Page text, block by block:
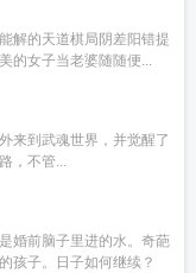
解的天道棋局阴差阳错提
的女子当老婆随随便...
来到武魂世界，并觉醒了
，不管...
婚前脑子里进的水。奇葩
孩子。日子如何继续？